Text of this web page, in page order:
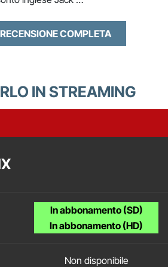
COMPLETA
IN STREAMING
In abbonamento (SD)
In abbonamento (HD)
Non disponibile